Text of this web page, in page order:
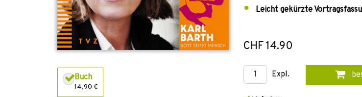
Buch
14,90 €
Leicht gekürzte
CHF 14.90
Expl.